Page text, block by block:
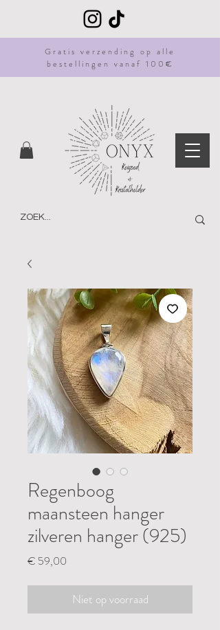
Gratis verzending op alle
bestellingen vanaf 100€
Regenboog
maansteen hanger
zilveren hanger (925)
€ 59,00
Niet op voorraad